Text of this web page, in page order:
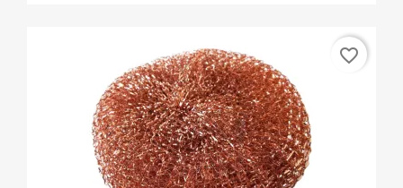
favorite_border